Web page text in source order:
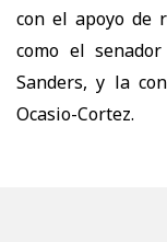
con el apoyo de
como el
Sanders, y la
Ocasio-Cortez.